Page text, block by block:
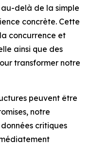
au-delà de la simple
concrète. Cette
concurrence et
ainsi que des
transformer notre
peuvent être
notre
critiques